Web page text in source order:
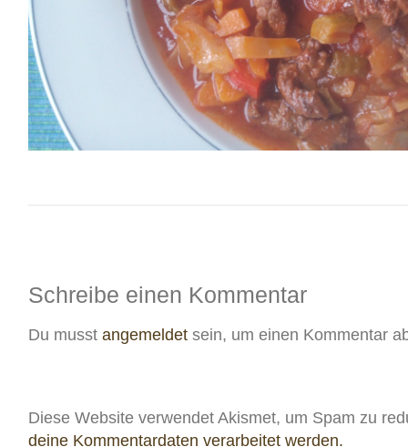
Schreibe einen Kommentar
Du musst angemeldet sein, um einen Kommentar
Diese Website verwendet Akismet, um Spam zu
deine Kommentardaten verarbeitet werden.